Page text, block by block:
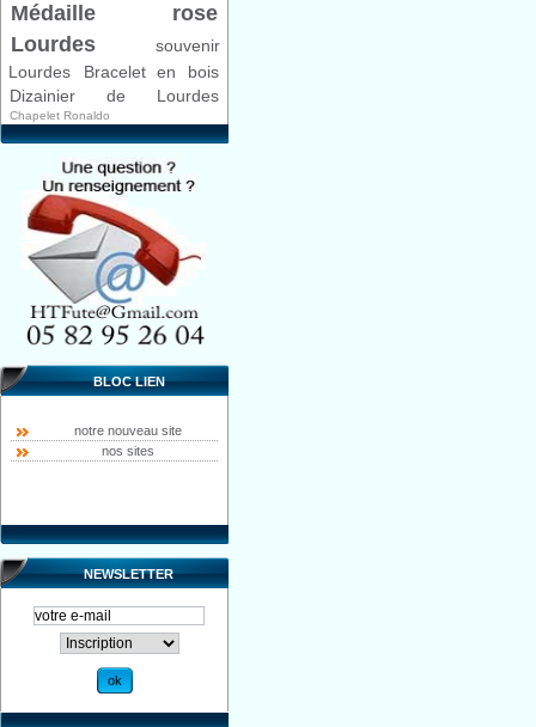
Médaille rose
Lourdes
souvenir
Lourdes
Bracelet en bois
Dizainier de Lourdes
Chapelet Ronaldo
BLOC LIEN
notre nouveau site
nos sites
NEWSLETTER